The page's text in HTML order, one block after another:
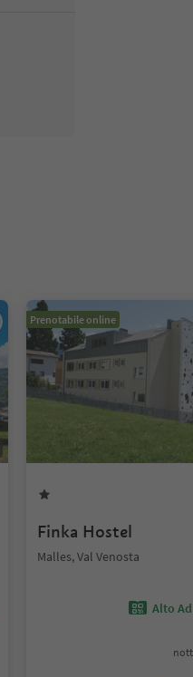
Prenotabile online
Finka Hostel
Malles, Val Venosta
Alto